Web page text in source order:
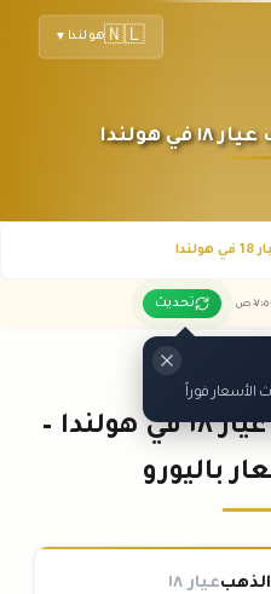
🇳🇱هولندا ▼
هولندا
٠٧:٠٥ ص تحديث
فوراً
سعر الجنيه الذهب عيار ١٨ في هولندا –
باليورو
عيار ١٨